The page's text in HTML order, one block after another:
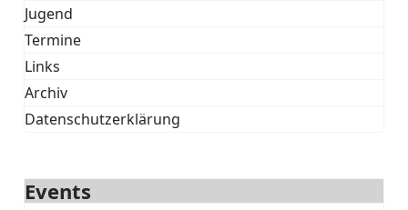
Jugend
Termine
Links
Archiv
Datenschutzerklärung
Events